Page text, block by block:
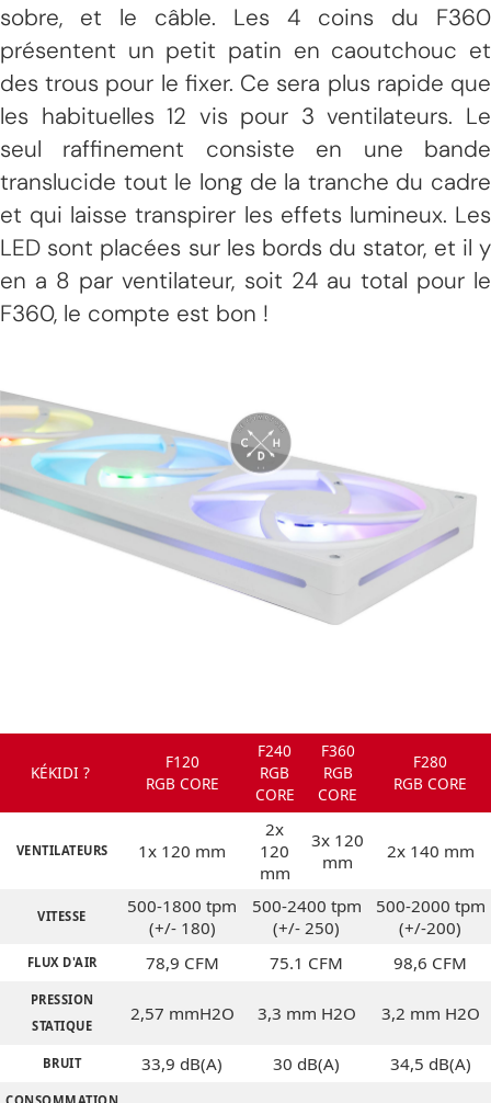
sobre, et le câble. Les 4 coins du F360
présentent un petit patin en caoutchouc et
des trous pour le fixer. Ce sera plus rapide que
les habituelles 12 vis pour 3 ventilateurs. Le
seul raffinement consiste en une bande
translucide tout le long de la tranche du cadre
et qui laisse transpirer les effets lumineux. Les
LED sont placées sur les bords du stator, et il y
en a 8 par ventilateur, soit 24 au total pour le
F360, le compte est bon !
KÉKIDI ?
F120
RGB CORE
F240
RGB
CORE
F360
RGB
CORE
F280
RGB CORE
VENTILATEURS 1x 120 mm
2x
120
mm
3x 120
mm
2x 140 mm
VITESSE
500-1800 tpm
(+/- 180)
500-2400 tpm
(+/- 250)
500-2000 tpm
(+/-200)
FLUX D'AIR 78,9 CFM 75.1 CFM 98,6 CFM
PRESSION
STATIQUE
2,57 mmH2O 3,3 mm H2O 3,2 mm H2O
BRUIT 33,9 dB(A) 30 dB(A) 34,5 dB(A)